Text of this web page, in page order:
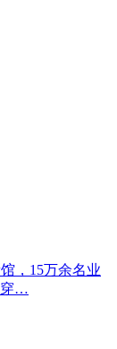
，15万余名业
穿…